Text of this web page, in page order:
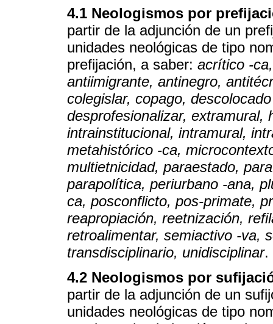
4.1 Neologismos por
partir de la adjunción de un
unidades neológicas de tipo
prefijación, a saber: acrítico -
antiimigrante, antinegro,
colegislar, copago,
desprofesionalizar, extramural,
intrainstitucional, intramural,
metahistórico -ca,
multietnicidad, paraestado,
parapolítica, periurbano -ana,
ca, posconflicto, pos-primate,
reapropiación, reetnización,
retroalimentar, semiactivo -va,
transdisciplinario, unidisciplinar.
4.2 Neologismos por
partir de la adjunción de un
unidades neológicas de tipo